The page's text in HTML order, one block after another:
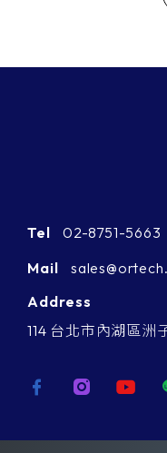
Tel 02-8751-5663
Mail
Address
114 台北市內湖區洲